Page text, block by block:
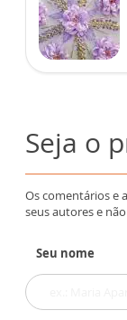
Seja o
Os comentários e
seus autores e
Seu nome